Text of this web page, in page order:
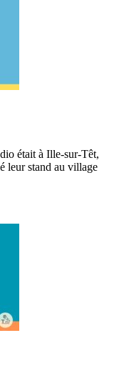
était à Ille-sur-Têt,
leur stand au village